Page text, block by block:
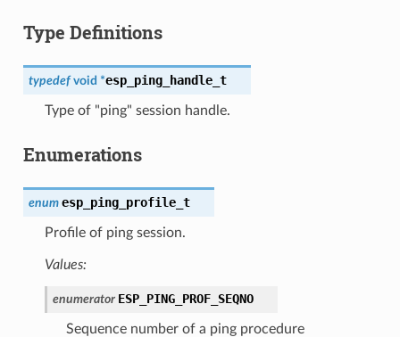
Type Definitions
typedef void *esp_ping_handle_t
Type of "ping" session handle.
Enumerations
enum esp_ping_profile_t
Profile of ping session.
Values:
enumerator ESP_PING_PROF_SEQNO
Sequence number of a ping procedure